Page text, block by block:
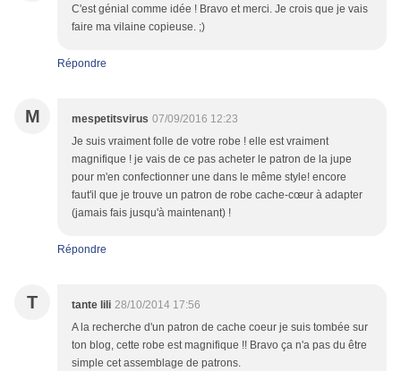
C'est génial comme idée ! Bravo et merci. Je crois que je vais
faire ma vilaine copieuse. ;)
Répondre
M mespetitsvirus 07/09/2016 12:23
Je suis vraiment folle de votre robe ! elle est vraiment
magnifique ! je vais de ce pas acheter le patron de la jupe
pour m'en confectionner une dans le même style! encore
faut'il que je trouve un patron de robe cache-cœur à adapter
(jamais fais jusqu'à maintenant) !
Répondre
T tante lili 28/10/2014 17:56
A la recherche d'un patron de cache coeur je suis tombée sur
ton blog, cette robe est magnifique !! Bravo ça n'a pas du être
simple cet assemblage de patrons.